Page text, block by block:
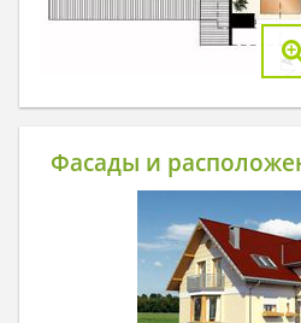
Фасады и